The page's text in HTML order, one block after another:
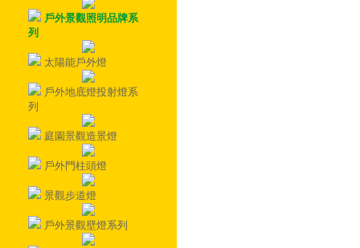
戶外景觀照明品牌系
列
太陽能戶外燈
戶外地底燈投射燈系
列
庭園景觀造景燈
戶外門柱頭燈
景觀步道燈
戶外景觀壁燈系列